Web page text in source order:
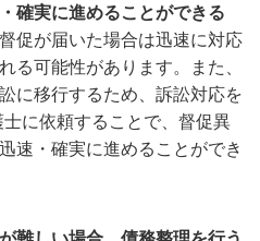
確実に進めることができる
促が届いた場合は迅速に対応
る可能性があります。また、
に移行するため、訴訟対応を
に依頼することで、督促異
速・確実に進めることができ